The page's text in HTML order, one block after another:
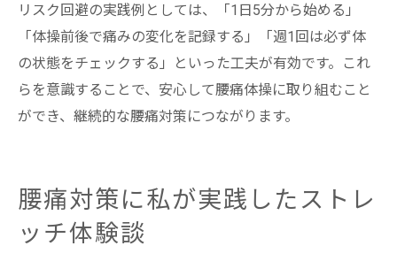
リスク回避の実践例としては、「1日5分から始める」
「体操前後で痛みの変化を記録する」「週1回は必ず体
の状態をチェックする」といった工夫が有効です。これ
らを意識することで、安心して腰痛体操に取り組むこと
ができ、継続的な腰痛対策につながります。
腰痛対策に私が実践したストレ
ッチ体験談